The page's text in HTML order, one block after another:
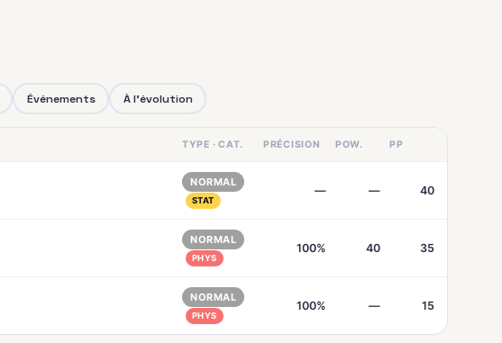
Événements À l'évolution
TYPE · CAT. PRÉCISION POW. PP
NORMAL
STAT
— — 40
NORMAL
PHYS
100% 40 35
NORMAL
PHYS
100% — 15